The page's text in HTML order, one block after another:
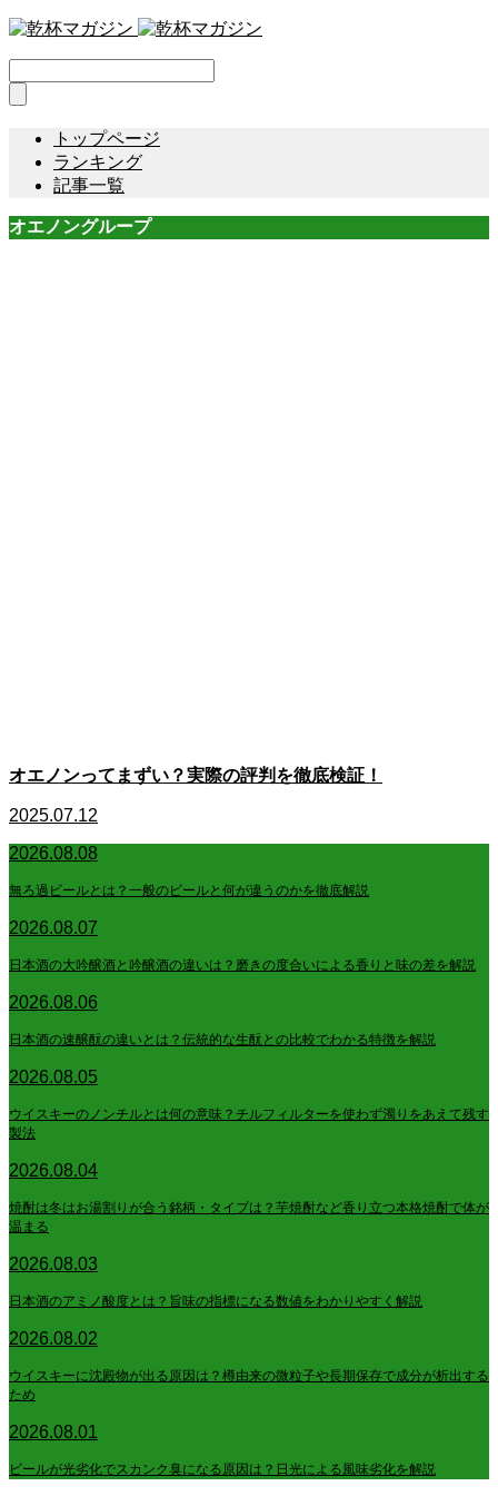
トップページ
ランキング
記事一覧
オエノングループ
オエノンってまずい？実際の評判を徹底検証！
2025.07.12
2026.08.08
無ろ過ビールとは？一般のビールと何が違うのかを徹底解説
2026.08.07
日本酒の大吟醸酒と吟醸酒の違いは？磨きの度合いによる香りと味の差を解説
2026.08.06
日本酒の速醸酛の違いとは？伝統的な生酛との比較でわかる特徴を解説
2026.08.05
ウイスキーのノンチルとは何の意味？チルフィルターを使わず濁りをあえて残す
製法
2026.08.04
焼酎は冬はお湯割りが合う銘柄・タイプは？芋焼酎など香り立つ本格焼酎で体が
温まる
2026.08.03
日本酒のアミノ酸度とは？旨味の指標になる数値をわかりやすく解説
2026.08.02
ウイスキーに沈殿物が出る原因は？樽由来の微粒子や長期保存で成分が析出する
ため
2026.08.01
ビールが光劣化でスカンク臭になる原因は？日光による風味劣化を解説